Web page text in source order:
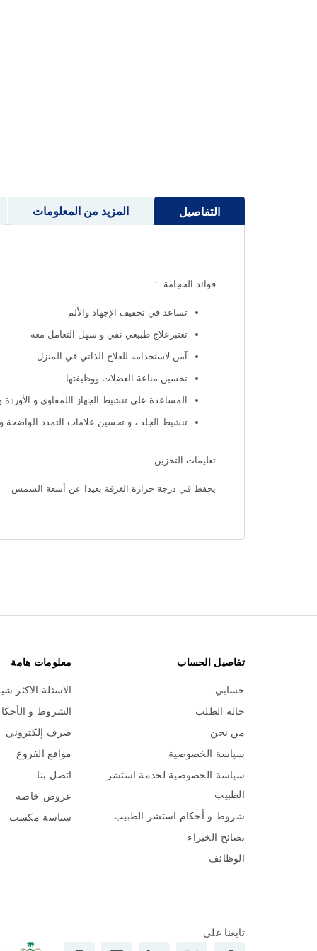
التفاصيل
فوائد الحجامة :
تساعد في تخفيف الإجهاد والألم
تعتبرعلاج طبيعي نقي و سهل التعامل معه
آمن لاستخدامه للعلاج الذاتي في المنزل
تحسين مناعة العضلات ووظيفتها
المساعدة على تنشيط الجهاز اللمفاوي و
تنشيط الجلد ، و تحسين علامات التمدد الواضحة و
تعليمات التخزين :
يحفظ في درجة حرارة الغرفة بعيدا عن أشعة الشمس
المزيد من المعلومات
تفاصيل الحساب
حسابي
حالة الطلب
من نحن
سياسة الخصوصية
سياسة الخصوصية لخدمة استشر
الطبيب
شروط و أحكام استشر الطبيب
نصائح الخبراء
الوظائف
معلومات هامة
الاسئلة الاكثر
الشروط و
صرف إلكتروني
مواقع الفروع
اتصل بنا
عروض خاصة
سياسة مكسب
تابعنا علي